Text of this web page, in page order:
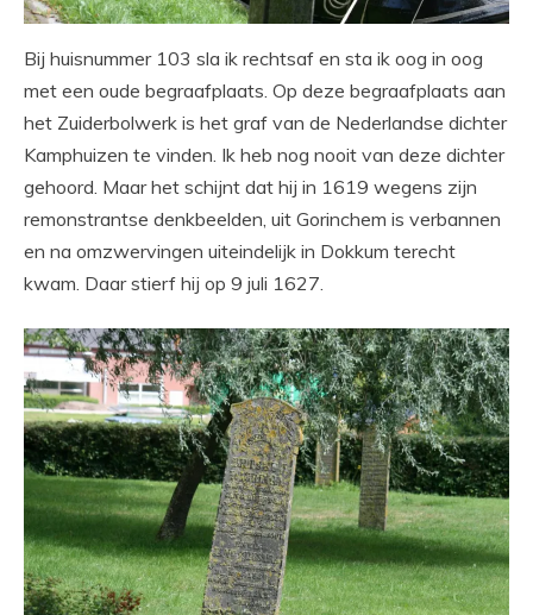
Bij huisnummer 103 sla ik rechtsaf en sta ik oog in oog
met een oude begraafplaats. Op deze begraafplaats aan
het Zuiderbolwerk is het graf van de Nederlandse dichter
Kamphuizen te vinden. Ik heb nog nooit van deze dichter
gehoord. Maar het schijnt dat hij in 1619 wegens zijn
remonstrantse denkbeelden, uit Gorinchem is verbannen
en na omzwervingen uiteindelijk in Dokkum terecht
kwam. Daar stierf hij op 9 juli 1627.